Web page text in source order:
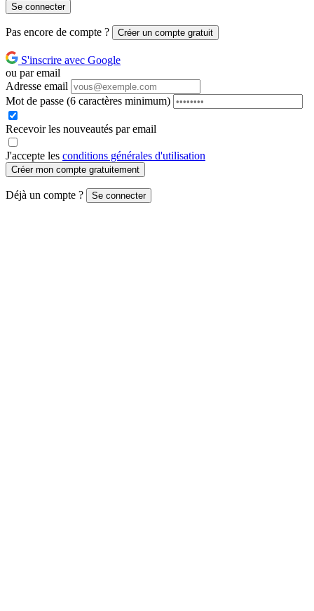
Se connecter
Pas encore de compte ? Créer un compte gratuit
S'inscrire avec Google
ou par email
Adresse email
Mot de passe (6 caractères minimum)
Recevoir les nouveautés par email
J'accepte les conditions générales d'utilisation
Créer mon compte gratuitement
Déjà un compte ? Se connecter